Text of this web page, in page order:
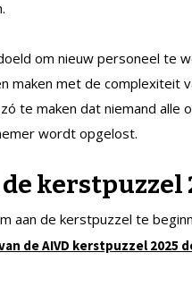
om nieuw personeel te
maken met de
te maken dat niemand
wordt opgelost.
kerstpuzzel
aan de kerstpuzzel te
de AIVD kerstpuzzel 2025